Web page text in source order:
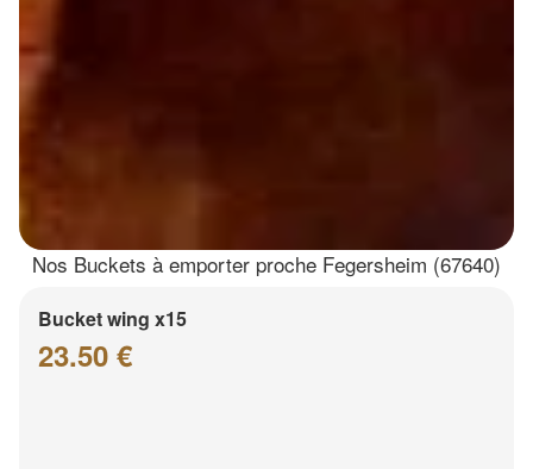
Nos Buckets à emporter proche Fegersheim (67640)
Bucket wing x15
23.50 €